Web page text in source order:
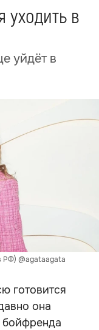
уходить в
уйдёт в
РФ) @agataagata
готовится
она
бойфренда